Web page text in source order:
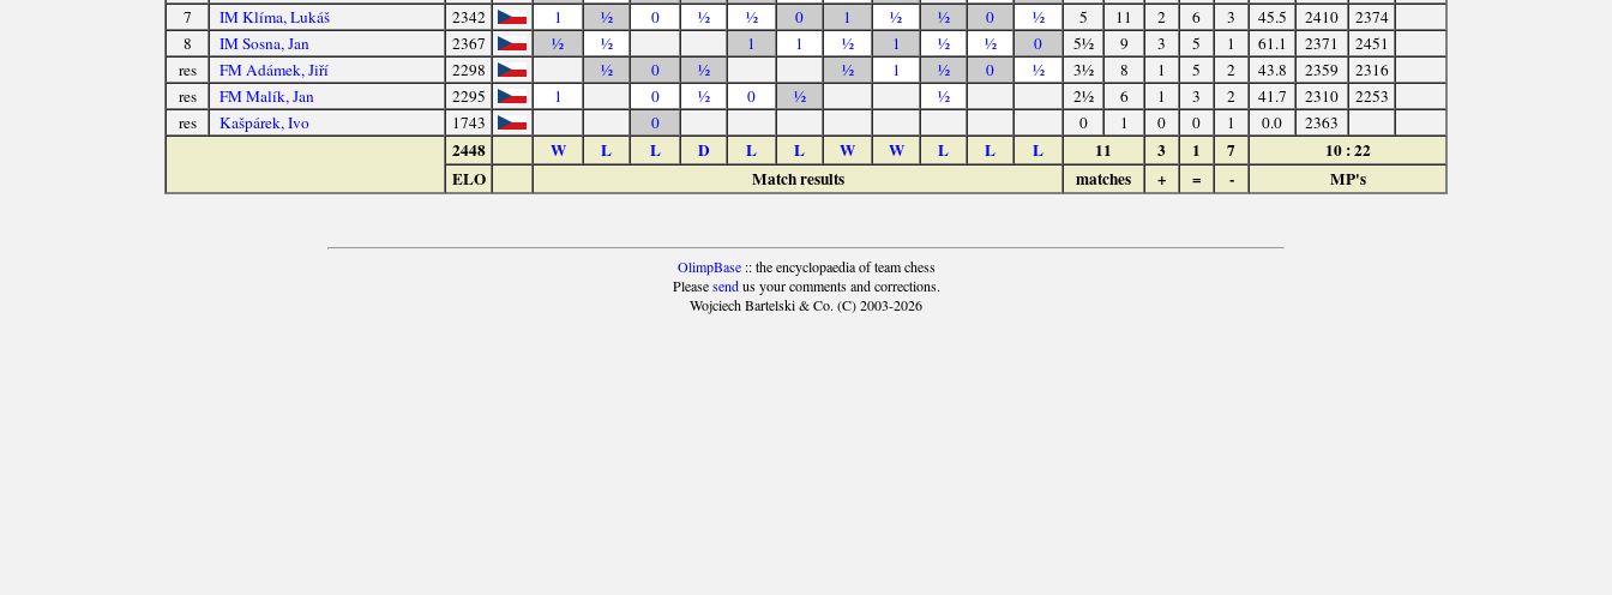
7
IM Klíma, Lukáš 2342 1 ½ 0 ½ ½ 0 1 ½ ½ 0 ½ 5 11 2 6 3 45.5 2410
2374
8
IM Sosna, Jan 2367 ½ ½ 1 1 ½ 1 ½ ½ 0 5½ 9 3 5 1 61.1 2371
2451
res
FM Adámek, Jiří 2298 ½ 0 ½ ½ 1 ½ 0 ½ 3½ 8 1 5 2 43.8 2359
2316
res
FM Malík, Jan 2295 1 0 ½ 0 ½ ½ 2½ 6 1 3 2 41.7 2310
2253
res
Kašpárek, Ivo 1743 0 0 1 0 0 1 0.0 2363
2448 W L L D L L W W L L L 11 3 1 7
10 : 22
ELO
Match results matches + = - MP's
OlimpBase:: the encyclopaedia of team chess
Pleasesendus your comments and corrections.
Wojciech Bartelski & Co. (C) 2003-2026